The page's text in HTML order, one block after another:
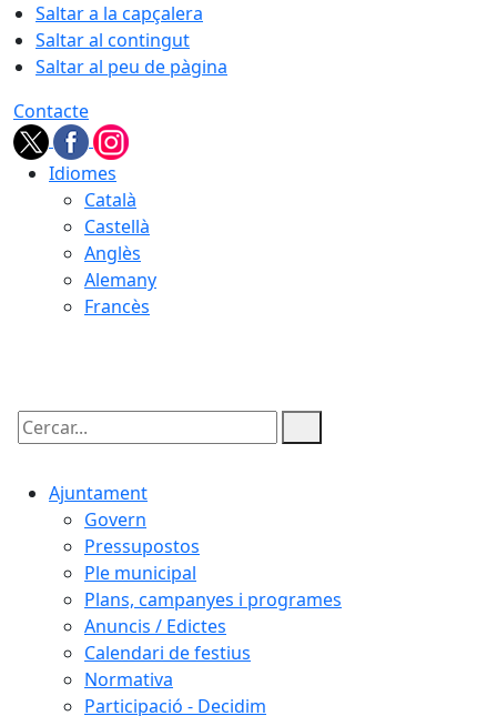
Saltar a la capçalera
Saltar al contingut
Saltar al peu de pàgina
Contacte
Idiomes
Català
Castellà
Anglès
Alemany
Francès
Cercar:
Ajuntament
Govern
Pressupostos
Ple municipal
Plans, campanyes i programes
Anuncis / Edictes
Calendari de festius
Normativa
Participació - Decidim